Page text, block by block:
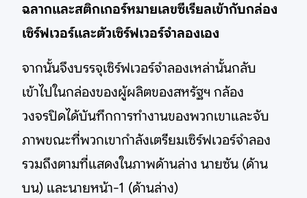
ฉลากและสติกเกอร์หมายเลขซีเรียลเข้ากับกล่อง
เซิร์ฟเวอร์และตัวเซิร์ฟเวอร์จำลองเอง
จากนั้นจึงบรรจุเซิร์ฟเวอร์จำลองเหล่านั้นกลับ
เข้าไปในกล่องของผู้ผลิตของสหรัฐฯ กล้อง
วงจรปิดได้บันทึกการทำงานของพวกเขาและจับ
ภาพขณะที่พวกเขากำลังเตรียมเซิร์ฟเวอร์จำลอง
รวมถึงตามที่แสดงในภาพด้านล่าง นายซัน (ด้าน
บน) และนายหน้า-1 (ด้านล่าง)